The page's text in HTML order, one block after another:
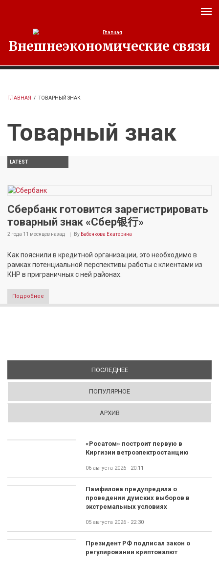
Внешнеэкономические связи
ГЛАВНАЯ / ТОВАРНЫЙ ЗНАК
Товарный знак
LATEST
Сбербанк готовится зарегистрировать
товарный знак «Сбер银行»
2 года 11 месяцев назад By Бабенкова Екатерина
Как пояснили в кредитной организации, это необходимо в
рамках потенциальной перспективы работы с клиентами из
КНР в приграничных с ней районах.
Подробнее
ПОСЛЕДНЕЕ(АКТИВНАЯ ВКЛАДКА)
ПОПУЛЯРНОЕ
АРХИВ
«Росатом» построит первую в
Киргизии ветроэлектростанцию
06 августа 2026 - 20:11
Памфилова предупредила о
проведении думских выборов в
экстремальных условиях
05 августа 2026 - 22:30
Президент РФ подписал закон о
регулировании криптовалют